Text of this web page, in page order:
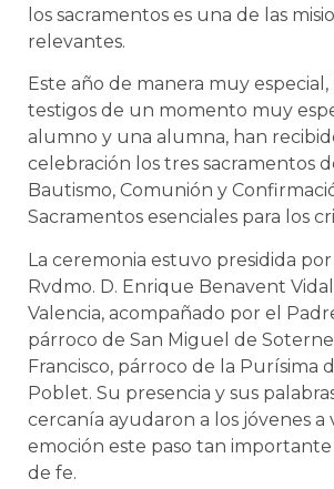
los sacramentos es una de las
relevantes.
Este año de manera muy especial,
testigos de un momento muy
alumno y una alumna, han
celebración los tres sacramentos
Bautismo, Comunión y
Sacramentos esenciales para los
La ceremonia estuvo presidida
Rvdmo. D. Enrique Benavent
Valencia, acompañado por el
párroco de San Miguel de
Francisco, párroco de la Purísima
Poblet. Su presencia y sus
cercanía ayudaron a los jóvenes a
emoción este paso tan
de fe.